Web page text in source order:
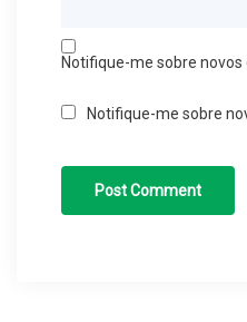
Notifique-me sobre
Notifique-me sobre